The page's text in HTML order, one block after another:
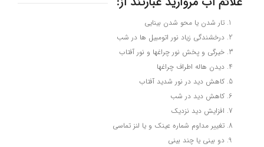
تار شدن يا محو شدن بينايي
درخشندگي زياد نور اتومبيل ها در شب
خيرگي و پخش نور چراغها و نور آفتاب
ديدن هاله اطراف چراغها
كاهش ديد در نور شديد آفتاب
کاهش دید در شب
افزايش ديد نزديك
تغيير مداوم شماره عينك و يا لنز تماسي
دو بيني يا چند بيني